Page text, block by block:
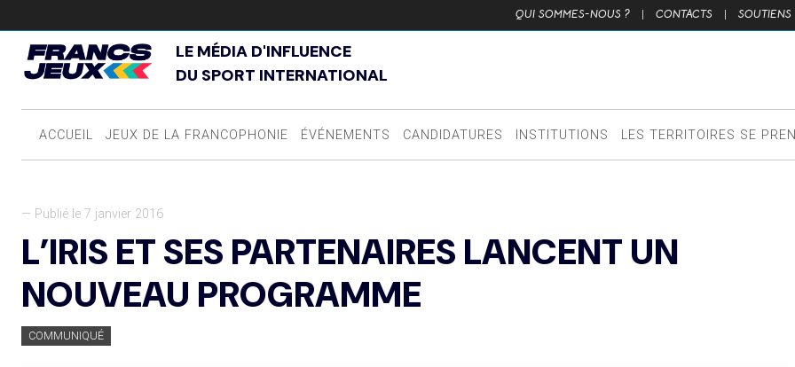
QUI SOMMES-NOUS ? | CONTACTS | SOUTIENS
LE MÉDIA D'INFLUENCE
DU SPORT INTERNATIONAL
ACCUEIL JEUX DE LA FRANCOPHONIE ÉVÉNEMENTS CANDIDATURES INSTITUTIONS LES TERRITOIRES SE
— Publié le 7 janvier 2016
L’IRIS ET SES PARTENAIRES LANCENT UN
NOUVEAU PROGRAMME
COMMUNIQUÉ